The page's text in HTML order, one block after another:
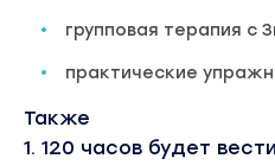
групповая терапия с
практические
Также
1. 120 часов будет